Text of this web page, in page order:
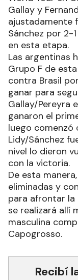
Gallay y
ajustadamente
Sánchez por 2-
en esta etapa.
Las argentinas
Grupo F de
contra Brasil
ganar para
Gallay/Pereyra
ganaron el
luego
Lidy/Sánchez
nivel lo dieron
con la victoria.
De esta
eliminadas y
para afrontar la
se realizará allí
masculina
Capogrosso.
Recibí